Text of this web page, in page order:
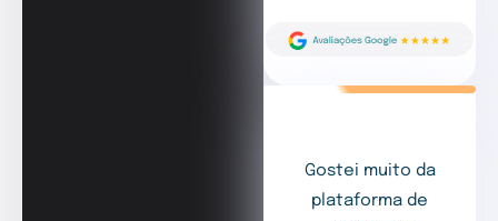
Gostei muito da
plataforma de